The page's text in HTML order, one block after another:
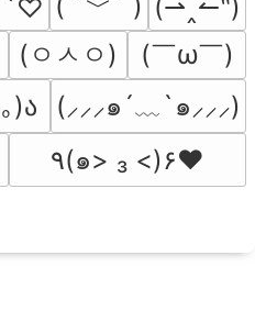
`♡ ( ´﹀` ) (⇀‸↼‶)
(ㅇㅅㅇ)
(￣ω￣﻿)
)ა
(⸝⸝⸝๑´﹏`๑⸝⸝⸝)
٩(๑> ₃ <)۶♥